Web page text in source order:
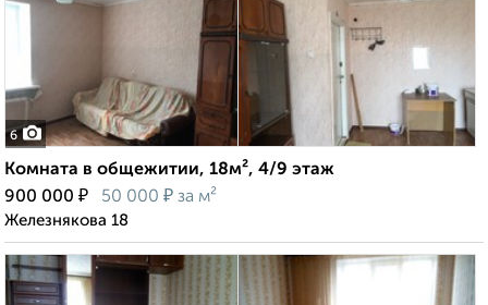
6
Комната в общежитии, 18м², 4/9 этаж
900 000 ₽ 50 000 ₽ за м²
Железнякова 18